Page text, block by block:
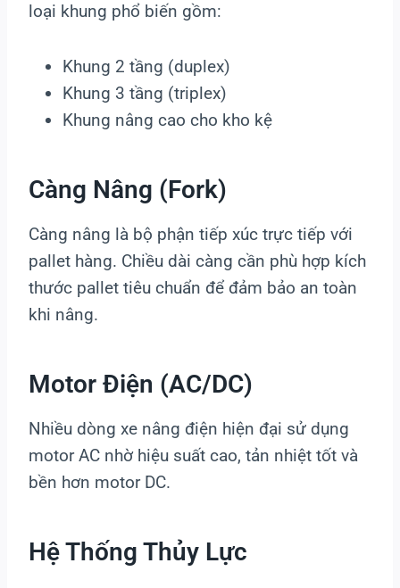
loại khung phổ biến gồm:
Khung 2 tầng (duplex)
Khung 3 tầng (triplex)
Khung nâng cao cho kho kệ
Càng Nâng (fork)
Càng nâng là bộ phận tiếp xúc trực tiếp với
pallet hàng. Chiều dài càng cần phù hợp kích
thước pallet tiêu chuẩn để đảm bảo an toàn
khi nâng.
Motor Điện (AC/DC)
Nhiều dòng xe nâng điện hiện đại sử dụng
motor AC nhờ hiệu suất cao, tản nhiệt tốt và
bền hơn motor DC.
Hệ Thống Thủy Lực